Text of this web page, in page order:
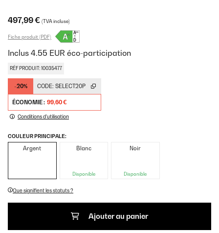
497,99 € (TVA incluse)
Fiche produit (PDF)
Inclus 4.55 EUR éco-participation
RÉF PRODUIT: 10035477
-20% CODE: SELECT20P
ÉCONOMIE : 99,60 €
Conditions d'utilisation
COULEUR PRINCIPALE:
Argent Blanc
Disponible
Noir
Disponible
Que signifient les statuts ?
Ajouter au panier